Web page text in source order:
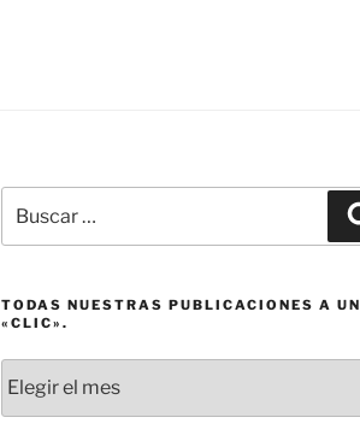
por:
TODAS NUESTRAS PUBLICACIONES A UN
«CLIC».
nuestras
publicaciones